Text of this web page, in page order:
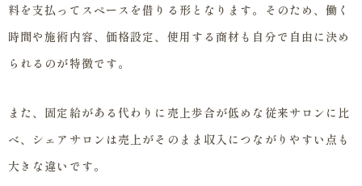
料を支払ってスペースを借りる形となります。そのため、働く
時間や施術内容、価格設定、使用する商材も自分で自由に決め
られるのが特徴です。
また、固定給がある代わりに売上歩合が低めな従来サロンに比
べ、シェアサロンは売上がそのまま収入につながりやすい点も
大きな違いです。